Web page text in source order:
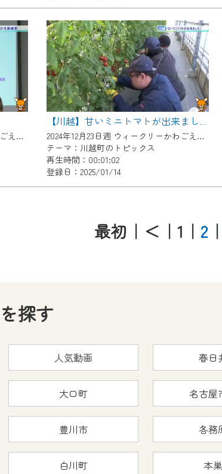
2024年12月23日週 ウィークリーかわごえにて放送
【川越】甘いミニトマトが出来ました！
2024年12月23日週 ウィークリーかわごえにて放送
テーマ：川越町のトピックス
再生時間：00:01:02
登録日：2025/01/14
最初 ｜＜ ｜1 ｜ 2 ｜
探す
人気動画 春日
大口町 名古屋
豊川市 各務
白川町 本